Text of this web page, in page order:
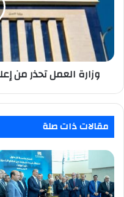
إعلانات
التوظيف
الوهمية
بالخارج
وزارة العمل تحذر من
مقالات ذات صلة